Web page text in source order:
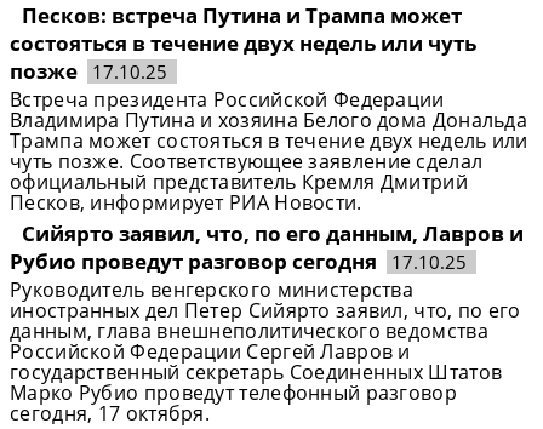
Песков: встреча Путина и Трампа может
состояться в течение двух недель или чуть
позже
17.10.25
Встреча президента Российской Федерации
Владимира Путина и хозяина Белого дома Дональда
Трампа может состояться в течение двух недель или
чуть позже. Соответствующее заявление сделал
официальный представитель Кремля Дмитрий
Песков, информирует РИА Новости.
Сийярто заявил, что, по его данным, Лавров и
Рубио проведут разговор сегодня
17.10.25
Руководитель венгерского министерства
иностранных дел Петер Сийярто заявил, что, по его
данным, глава внешнеполитического ведомства
Российской Федерации Сергей Лавров и
государственный секретарь Соединенных Штатов
Марко Рубио проведут телефонный разговор
сегодня, 17 октября.